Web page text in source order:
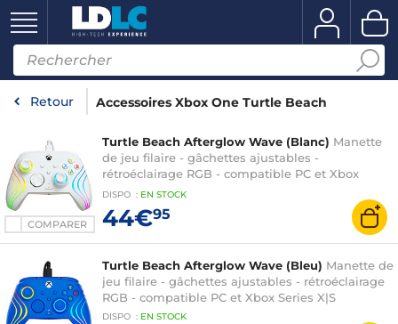
Retour Accessoires Xbox One Turtle Beach
COMPARER
Turtle Beach Afterglow Wave (Blanc) Manette
de jeu filaire - gâchettes ajustables -
rétroéclairage RGB - compatible PC et Xbox
Series X|S
DISPO : EN STOCK
44€95
Turtle Beach Afterglow Wave (Bleu) Manette de
jeu filaire - gâchettes ajustables - rétroéclairage
RGB - compatible PC et Xbox Series X|S
DISPO : EN STOCK